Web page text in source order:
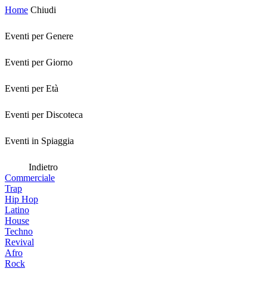
Home Chiudi
Eventi per Genere
Eventi per Giorno
Eventi per Età
Eventi per Discoteca
Eventi in Spiaggia
Indietro
Commerciale
Trap
Hip Hop
Latino
House
Techno
Revival
Afro
Rock